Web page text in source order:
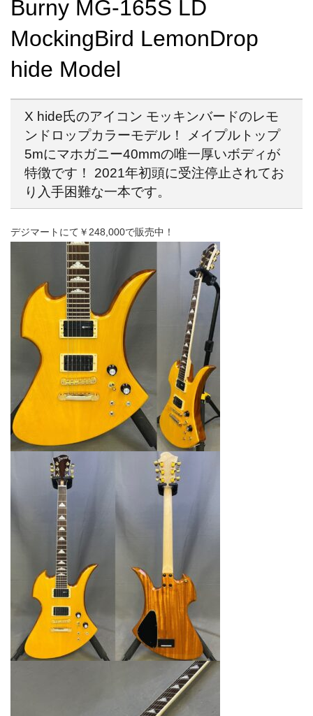
Burny MG-165S LD
MockingBird LemonDrop
hide Model
X hide氏のアイコン モッキンバードのレモ
ンドロップカラーモデル！ メイプルトップ
5mにマホガニー40mmの唯一厚いボディが
特徴です！ 2021年初頭に受注停止されてお
り入手困難な一本です。
デジマートにて￥248,000で販売中！